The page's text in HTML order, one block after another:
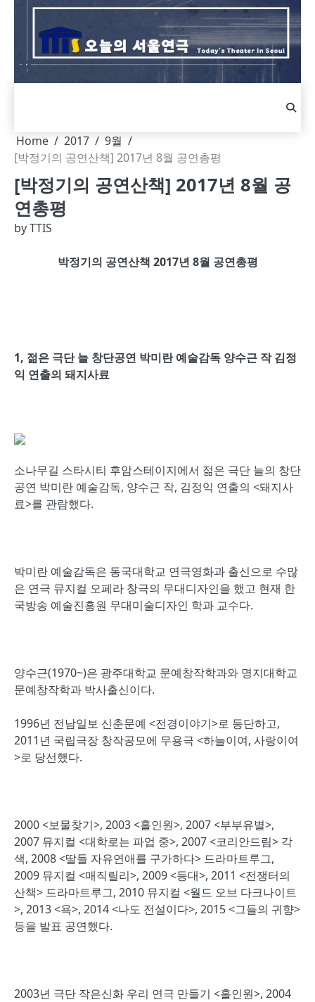
Skip
content
Home 2017
9월
[박정기의 공연산책] 2017년 8월 공연총평
[박정기의 공연산책] 2017년 8월 공
연총평
byTTIS
박정기의 공연산책 2017년 8월 공연총평
1, 젊은 극단 늘 창단공연 박미란 예술감독 양수근 작 김정
익 연출의 돼지사료
소나무길 스타시티 후암스테이지에서 젊은 극단 늘의 창단
공연 박미란 예술감독, 양수근 작, 김정익 연출의 <돼지사
료>를 관람했다.
박미란 예술감독은 동국대학교 연극영화과 출신으로 수많
은 연극 뮤지컬 오페라 창극의 무대디자인을 했고 현재 한
국방송 예술진흥원 무대미술디자인 학과 교수다.
양수근(1970~)은 광주대학교 문예창작학과와 명지대학교
문예창작학과 박사출신이다.
1996년 전남일보 신춘문예 <전경이야기>로 등단하고,
2011년 국립극장 창작공모에 무용극 <하늘이여, 사랑이여
>로 당선했다.
2000 <보물찾기>, 2003 <홀인원>, 2007 <부부유별>,
2007 뮤지컬 <대학로는 파업 중>, 2007 <코리안드림> 각
색, 2008 <딸들 자유연애를 구가하다> 드라마트루그,
2009 뮤지컬 <매직릴리>, 2009 <등대>, 2011 <전쟁터의
산책> 드라마트루그, 2010 뮤지컬 <월드 오브 다크나이트
>, 2013 <욕>, 2014 <나도 전설이다>, 2015 <그들의 귀향>
등을 발표 공연했다.
2003년 극단 작은신화 우리 연극 만들기 <홀인원>, 2004